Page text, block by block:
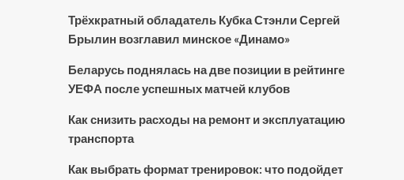
Трёхкратный обладатель Кубка Стэнли Сергей
Брылин возглавил минское «Динамо»
Беларусь поднялась на две позиции в рейтинге
УЕФА после успешных матчей клубов
Как снизить расходы на ремонт и эксплуатацию
транспорта
Как выбрать формат тренировок: что подойдет